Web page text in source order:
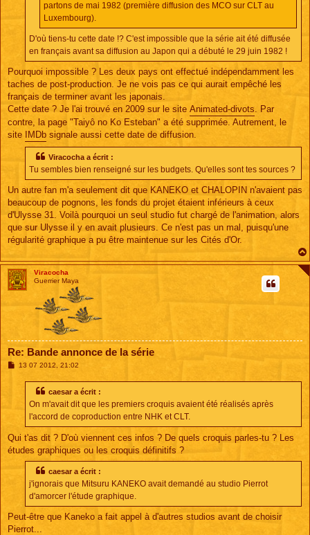
partons de mai 1982 (première diffusion des MCO sur CLT au
Luxembourg).
D'où tiens-tu cette date !? C'est impossible que la série ait été diffusée
en français avant sa diffusion au Japon qui a débuté le 29 juin 1982 !
Pourquoi impossible ? Les deux pays ont effectué indépendamment les
taches de post-production. Je ne vois pas ce qui aurait empêché les
français de terminer avant les japonais.
Cette date ? Je l'ai trouvé en 2009 sur le site Animated-divots. Par
contre, la page "Taiyô no Ko Esteban" a été supprimée. Autrement, le
site
IMDb signale aussi cette date de diffusion.
Viracocha a écrit :
Tu sembles bien renseigné sur les budgets. Qu'elles sont tes sources ?
Un autre fan m'a seulement dit que KANEKO et CHALOPIN n'avaient pas
beaucoup de pognons, les fonds du projet étaient inférieurs à ceux
d'Ulysse 31. Voilà pourquoi un seul studio fut chargé de l'animation, alors
que sur Ulysse il y en avait plusieurs. Ce n'est pas un mal, puisqu'une
régularité graphique a pu être maintenue sur les Cités d'Or.
Viracocha
Guerrier Maya
Re: Bande annonce de la série
M
13 07 2012, 21:02
caesar a écrit :
On m'avait dit que les premiers croquis avaient été réalisés après
l'accord de coproduction entre NHK et CLT.
Qui t'as dit ? D'où viennent ces infos ? De quels croquis parles-tu ? Les
études graphiques ou les croquis définitifs ?
caesar a écrit :
j'ignorais que Mitsuru KANEKO avait demandé au studio Pierrot
d'amorcer l'étude graphique.
Peut-être que Kaneko a fait appel à d'autres studios avant de choisir
Pierrot...